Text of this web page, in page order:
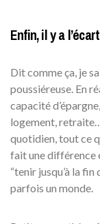
Enfin, il y a
Dit comme ça, je
poussiéreuse. En
capacité
logement,
quotidien, tout ce
fait une différence
“tenir jusqu’à la
parfois un monde.